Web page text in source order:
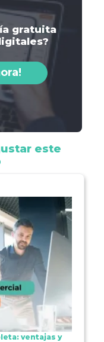
gratuita
este
ventajas y